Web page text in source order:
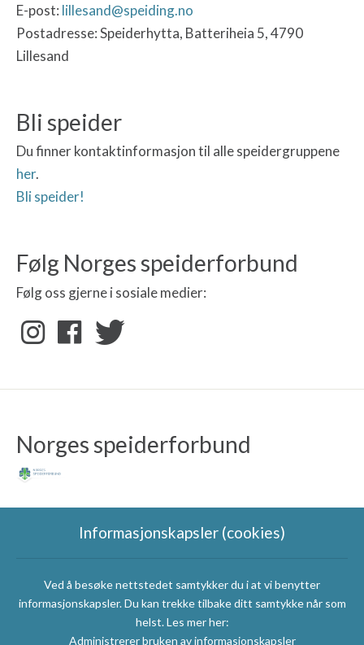
E-post: lillesand@speiding.no
Postadresse: Speiderhytta, Batteriheia 5, 4790
Lillesand
Bli speider
Du finner kontaktinformasjon til alle speidergruppene
her.
Bli speider!
Følg Norges speiderforbund
Følg oss gjerne i sosiale medier:
Norges speiderforbund
Speidergruppas
samarbeidspartnere
Informasjonskapsler (cookies)
Ved å besøke nettstedet samtykker du i at vi benytter
informasjonskapsler. Du kan trekke tilbake ditt samtykke når som
helst. Les mer her:
Administrerer bruken av informasjonskapsler